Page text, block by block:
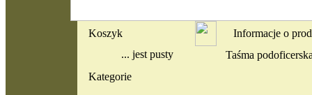
Koszyk
... jest pusty
Kategorie
Informacje o
Taśma